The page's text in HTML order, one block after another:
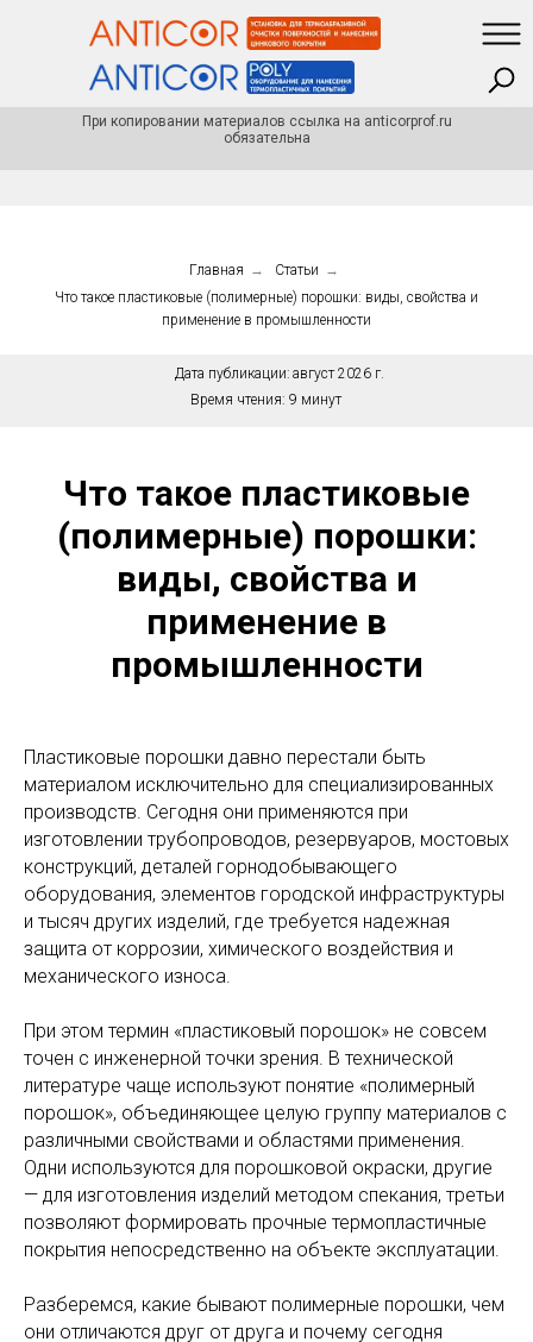
При копировании материалов ссылка на anticorprof.ru
обязательна
Главная → Статьи →
Что такое пластиковые (полимерные) порошки: виды, свойства и
применение в промышленности
август 2026 г.
Дата публикации:
Время чтения:9 минут
Что такое пластиковые
(полимерные) порошки:
виды, свойства и
применение в
промышленности
Пластиковые порошки давно перестали быть
материалом исключительно для специализированных
производств. Сегодня они применяются при
изготовлении трубопроводов, резервуаров, мостовых
конструкций, деталей горнодобывающего
оборудования, элементов городской инфраструктуры
и тысяч других изделий, где требуется надежная
защита от коррозии, химического воздействия и
механического износа.
При этом термин «пластиковый порошок» не совсем
точен с инженерной точки зрения. В технической
литературе чаще используют понятие «полимерный
порошок», объединяющее целую группу материалов с
различными свойствами и областями применения.
Одни используются для порошковой окраски, другие
— для изготовления изделий методом спекания, третьи
позволяют формировать прочные термопластичные
покрытия непосредственно на объекте эксплуатации.
Разберемся, какие бывают полимерные порошки, чем
они отличаются друг от друга и почему сегодня